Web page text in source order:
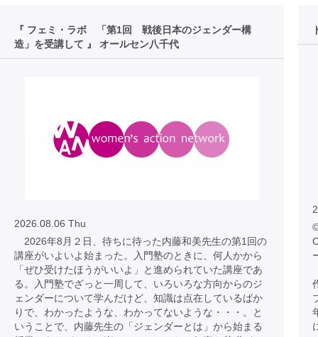
『 フェミ・ラボ 「第1回 戦後日本のジェンダー構
造」を受講して 』 オールセン八千代
2026.08.06 Thu
2026年8月２日、待ちに待った内藤和美先生の第1回の
講座がいよいよ始まった。入門塾のときに、何人かから
「ぜひ受けたほうがいいよ」と進められていた講座であ
る。入門塾でざっと一周して、いろいろな方向からのジ
ェンダーについて学んだけど、知識は点在しているばか
りで、わかったような、わかってないような・・・。と
いうことで、内藤先生の「ジェンダーとは」から始まる